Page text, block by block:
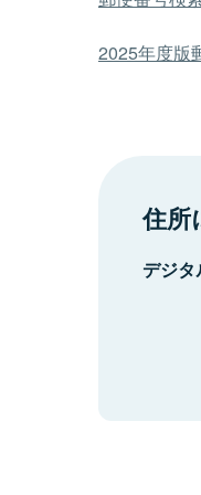
2025年度版
住所
デジ